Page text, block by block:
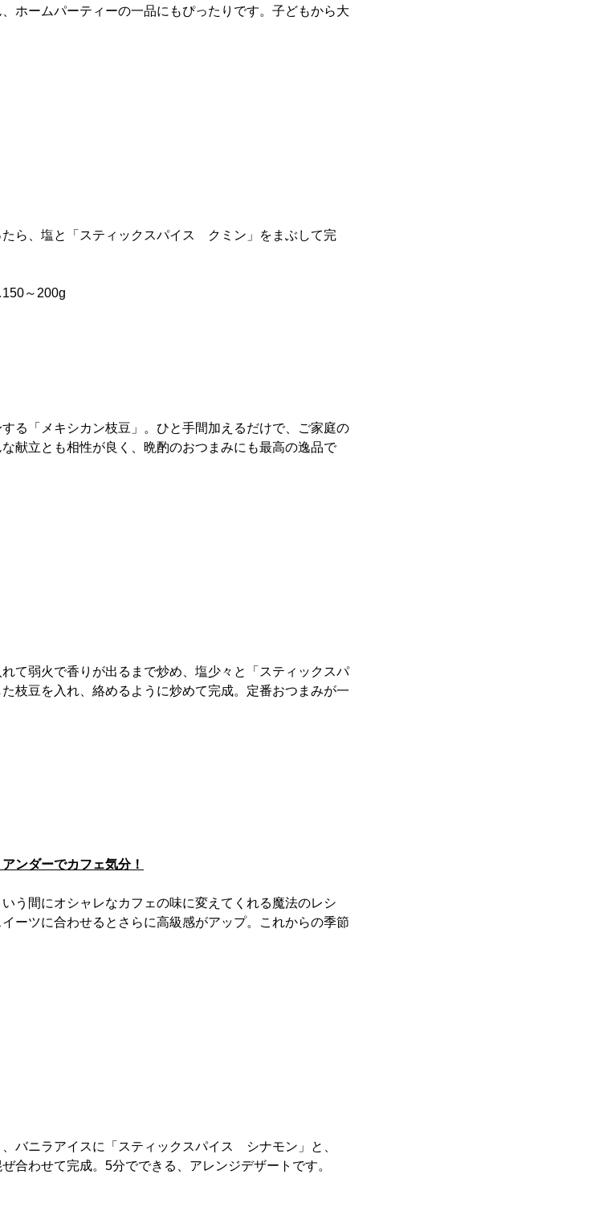
ホームパーティーの一品にもぴったりです。子どもから大
ら、塩と「スティックスパイス クミン」をまぶして完
～200g
る「メキシカン枝豆」。ひと手間加えるだけで、ご家庭の
献立とも相性が良く、晩酌のおつまみにも最高の逸品で
て弱火で香りが出るまで炒め、塩少々と「スティックスパ
枝豆を入れ、絡めるように炒めて完成。定番おつまみが一
ンダーでカフェ気分！
う間にオシャレなカフェの味に変えてくれる魔法のレシ
ーツに合わせるとさらに高級感がアップ。これからの季節
バニラアイスに「スティックスパイス シナモン」と、
合わせて完成。5分でできる、アレンジデザートです。